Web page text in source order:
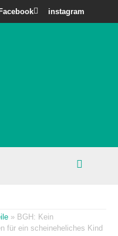
instagram
» BGH: Kein
für ein scheineheliches Kind